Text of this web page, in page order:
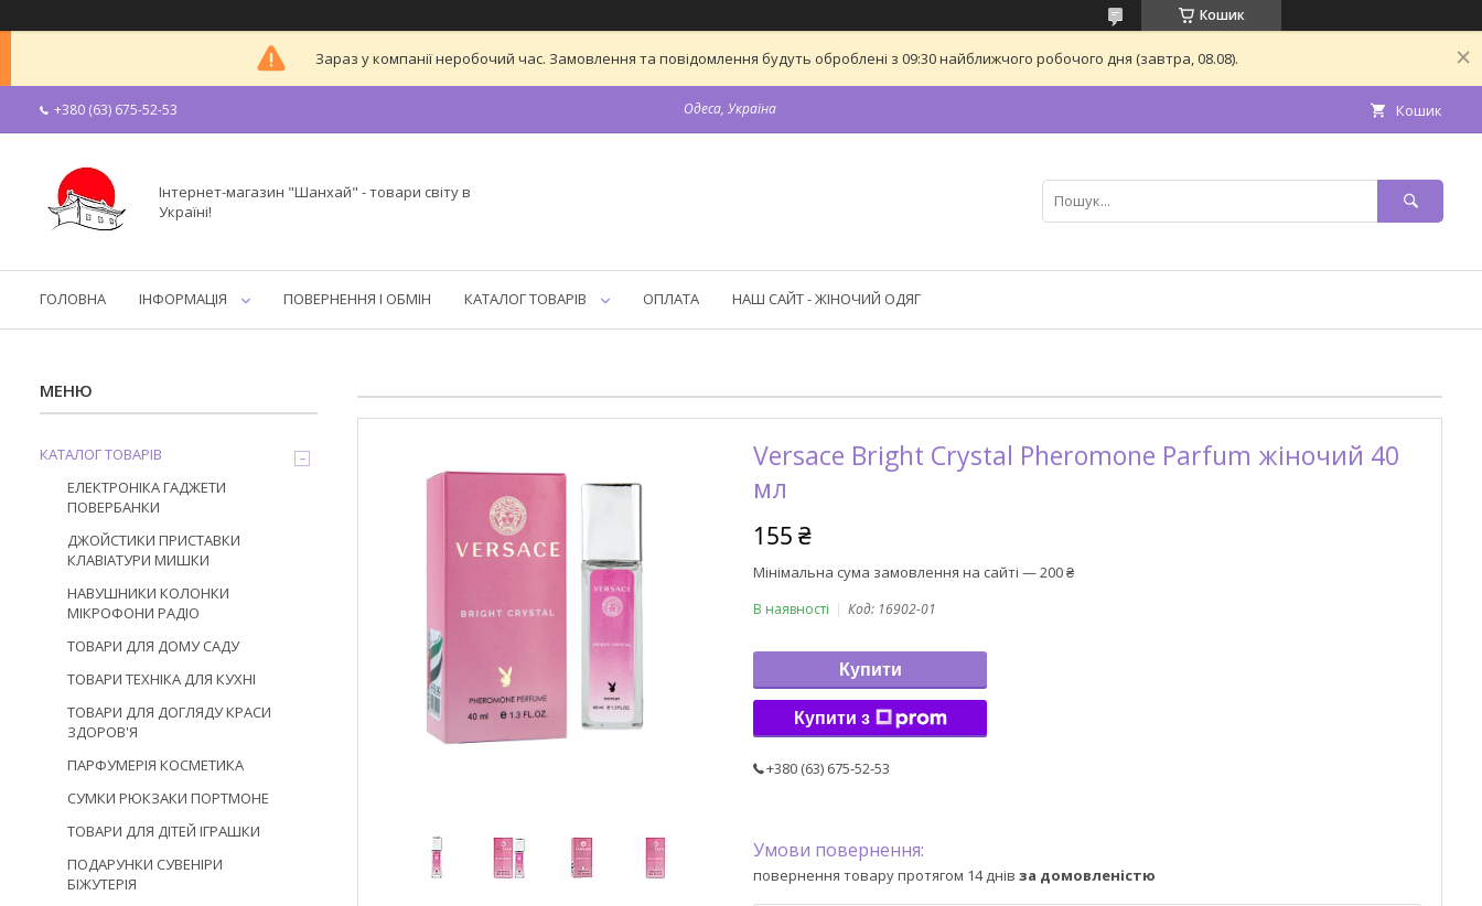
Кошик
Зараз у компанії неробочий час. Замовлення та повідомлення будуть оброблені з 09:30 найближчого робочого дня (завтра, 08.08).
+380 (63) 675-52-53 Одеса, Україна Кошик
Інтернет-магазин "Шанхай" - товари світу в
Україні!
ГОЛОВНА ІНФОРМАЦІЯ ПОВЕРНЕННЯ І ОБМІН КАТАЛОГ ТОВАРІВ ОПЛАТА НАШ САЙТ - ЖІНОЧИЙ ОДЯГ
Versace Bright Crystal Pheromone Parfum жіночий 40
мл
155 ₴
Мінімальна сума замовлення на сайті — 200 ₴
В наявності Код: 16902-01
Купити
Купити з
+380 (63) 675-52-53
повернення товару протягом 14 днів за домовленістю
КАТАЛОГ ТОВАРІВ
ЕЛЕКТРОНІКА ГАДЖЕТИ
ПОВЕРБАНКИ
ДЖОЙСТИКИ ПРИСТАВКИ
КЛАВІАТУРИ МИШКИ
НАВУШНИКИ КОЛОНКИ
МІКРОФОНИ РАДІО
ТОВАРИ ДЛЯ ДОМУ САДУ
ТОВАРИ ТЕХНІКА ДЛЯ КУХНІ
ТОВАРИ ДЛЯ ДОГЛЯДУ КРАСИ
ЗДОРОВ'Я
ПАРФУМЕРІЯ КОСМЕТИКА
СУМКИ РЮКЗАКИ ПОРТМОНЕ
ТОВАРИ ДЛЯ ДІТЕЙ ІГРАШКИ
ПОДАРУНКИ СУВЕНІРИ
БІЖУТЕРІЯ